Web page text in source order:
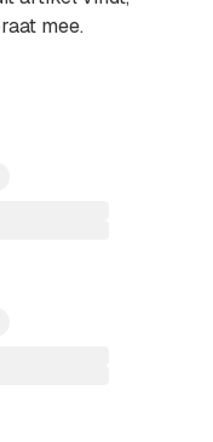
mee.